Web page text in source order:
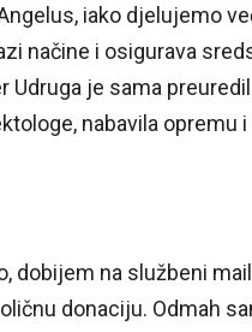
iako djelujemo
načine i osigurava
Udruga je sama
nabavila
dobijem na službeni
donaciju. Odmah